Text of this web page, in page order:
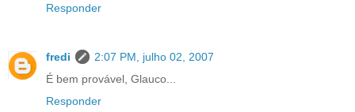
Responder
fredi
2:07 PM, julho 02, 2007
É bem provável, Glauco...
Responder